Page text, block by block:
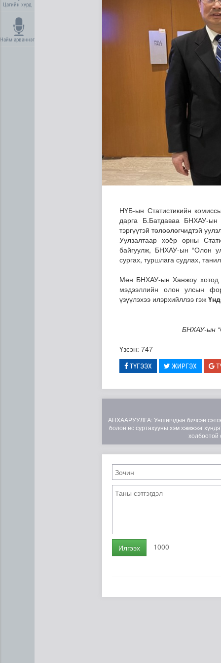
Цагийн хүрд
Найм арваннэг
Манай улс 3.10 тонн алт
НҮБ-ын Статистикийн
дарга Б.Батдаваа БНХАУ-
тэргүүтэй төлөөлөгчидтэй
Уулзалтаар хоёр орны
байгуулж, БНХАУ-ын “Олон
сургах, туршлага судлах,
Мөн БНХАУ-ын Ханжоу хотод
мэдээллийн олон улсын
үзүүлэхээ илэрхийллээ гэж
БНХАУ-ын
Үзсэн: 747
ТҮГЭЭХ ЖИРГЭХ
АНХААРУУЛГА: Уншигчдын бичсэн
болон ёс суртахууны хэм хэмжээг
холбоотой
Илгээх 1000